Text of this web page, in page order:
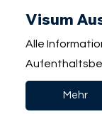
Visum
Alle
Mehr